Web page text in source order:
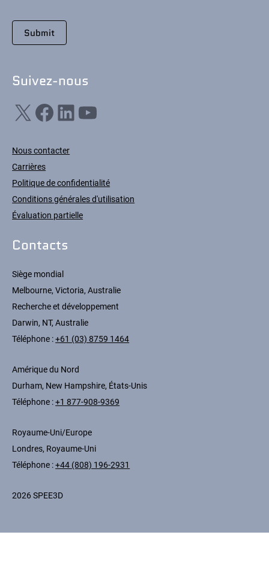
Suivez-nous
X Facebook LinkedIn YouTube
Nous contacter
Carrières
Politique de confidentialité
Conditions générales d'utilisation
Évaluation partielle
Contacts
Siège mondial
Melbourne, Victoria, Australie
Recherche et développement
Darwin, NT, Australie
Téléphone :+61 (03) 8759 1464
Amérique du Nord
Durham, New Hampshire, États-Unis
Téléphone :+1 877-908-9369
Royaume-Uni/Europe
Londres, Royaume-Uni
Téléphone :+44 (808) 196-2931
2026 SPEE3D